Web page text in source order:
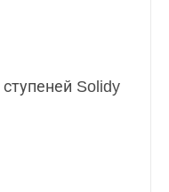
Solidy